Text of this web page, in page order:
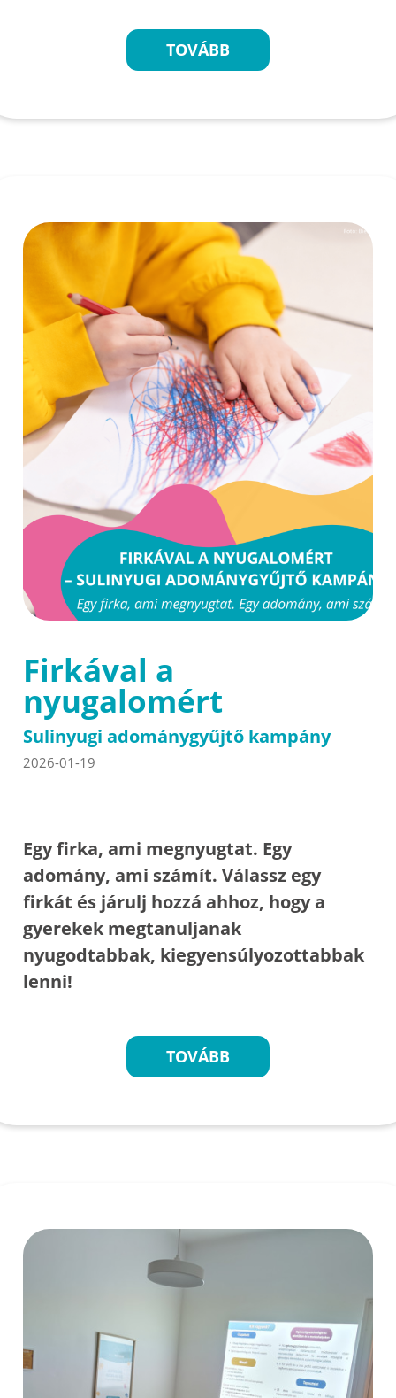
TOVÁBB
Firkával a
nyugalomért
Sulinyugi adománygyűjtő kampány
2026-01-19
Egy firka, ami megnyugtat. Egy
adomány, ami számít. Válassz egy
firkát és járulj hozzá ahhoz, hogy a
gyerekek megtanuljanak
nyugodtabbak, kiegyensúlyozottabbak
lenni!
TOVÁBB